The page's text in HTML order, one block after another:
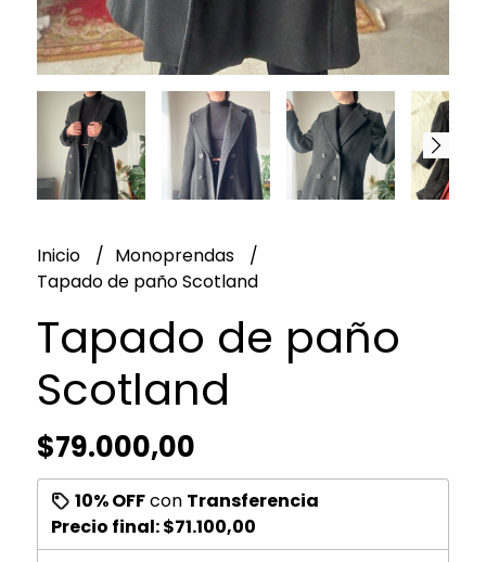
Inicio
Monoprendas
Tapado de paño Scotland
Tapado de paño
Scotland
$79.000,00
10% OFFcon Transferencia
Precio final:$71.100,00